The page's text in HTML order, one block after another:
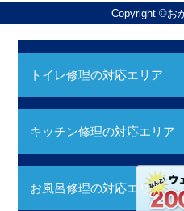
Copyright ©お
トイレ修理の対応エリア
キッチン修理の対応エリア
お風呂修理の対応エリア